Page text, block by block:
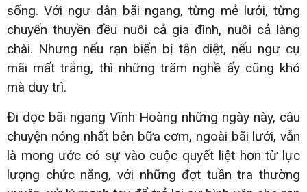
sống. Với ngư dân bãi ngang, từng mẻ lưới, từng
chuyến thuyền đều nuôi cả gia đình, nuôi cả làng
chài. Nhưng nếu rạn biển bị tận diệt, nếu ngư cụ
mãi mất trắng, thì những trăm nghề ấy cũng khó
mà duy trì.
Đi dọc bãi ngang Vĩnh Hoàng những ngày này, câu
chuyện nóng nhất bên bữa cơm, ngoài bãi lưới, vẫn
là mong ước có sự vào cuộc quyết liệt hơn từ lực
lượng chức năng, với những đợt tuần tra thường